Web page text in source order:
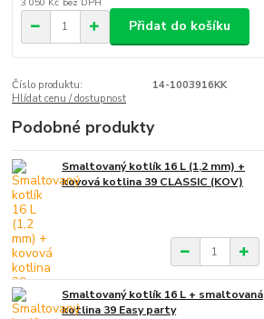
Přidat do košíku
Číslo produktu:
14-1003916KK
Hlídat cenu / dostupnost
Podobné produkty
Smaltovaný kotlík 16 L (1,2 mm) +
kovová kotlina 39 CLASSIC (KOV)
Smaltovaný kotlík 16 L + smaltovaná
kotlina 39 Easy party